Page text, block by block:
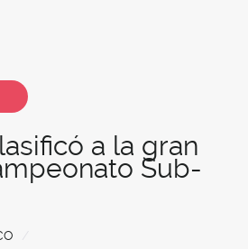
a la gran
Sub-